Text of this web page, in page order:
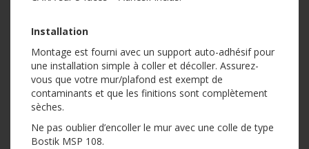
Installation
Montage est fourni avec un support auto-adhésif pour
une installation simple à coller et décoller. Assurez-
vous que votre mur/plafond est exempt de
contaminants et que les finitions sont complètement
sèches.
Ne pas oublier d’encoller le mur avec une colle de type
Bostik MSP 108.